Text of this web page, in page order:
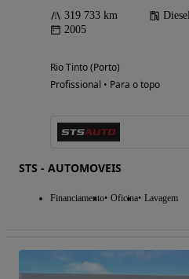
319 733 km Diesel
2005
Rio Tinto (Porto)
Profissional • Para o topo
STS - AUTOMOVEIS
Financiamento Oficina Lavagem